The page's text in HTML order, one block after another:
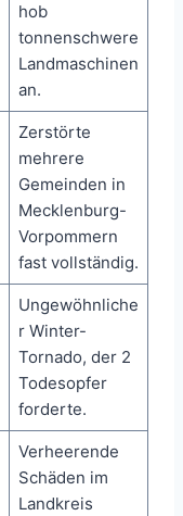
hob
tonnenschwere
Landmaschinen
an.
Zerstörte
mehrere
Gemeinden in
Mecklenburg-
Vorpommern
fast vollständig.
Ungewöhnliche
r Winter-
Tornado, der 2
Todesopfer
forderte.
Verheerende
Schäden im
Landkreis